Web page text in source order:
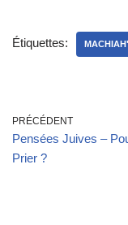
Étiquettes: MACHIAH'
PRÉCÉDENT
Pensées Juives –
Prier ?